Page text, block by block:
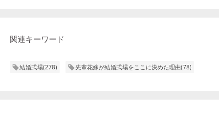
関連キーワード
結婚式場(278) 先輩花嫁が結婚式場をここに決めた理由(78)